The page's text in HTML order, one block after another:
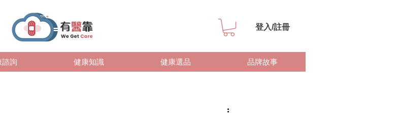
登入/註冊
諮詢 健康知識 健康選品 品牌故事